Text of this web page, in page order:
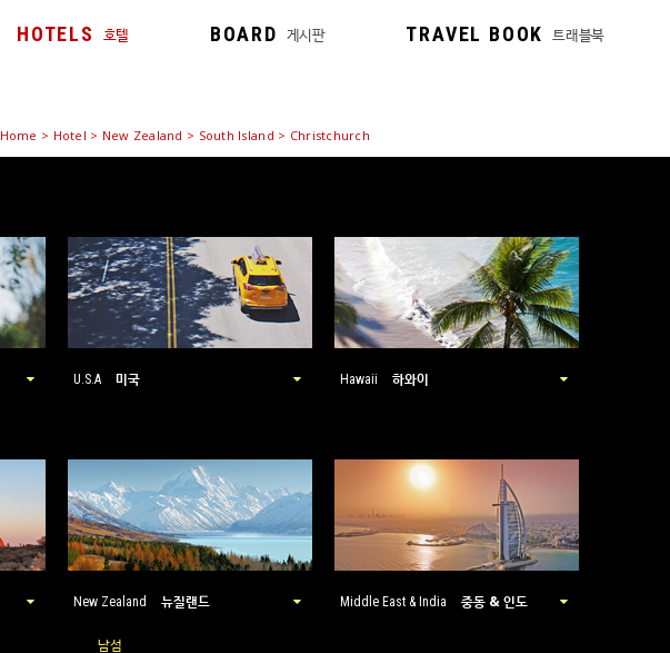
HOTELS 호텔 BOARD 게시판 TRAVEL BOOK 트래블북
Home > Hotel > New Zealand > South Island > Christchurch
U.S.A 미국 Hawaii 하와이
New Zealand 뉴질랜드
남섬
Middle East & India 중동 & 인도